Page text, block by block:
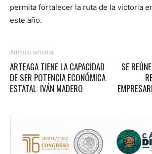
permita fortalecer la ruta de la victoria
este año.
Artículo anterior
ARTEAGA TIENE LA CAPACIDAD
DE SER POTENCIA ECONÓMICA
ESTATAL: IVÁN MADERO
SE